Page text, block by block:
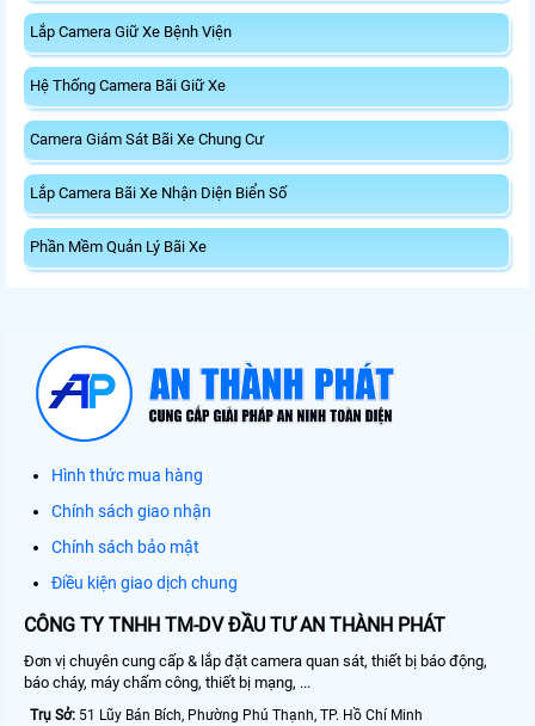
Lắp Camera Giữ Xe Bệnh Viện
Hệ Thống Camera Bãi Giữ Xe
Camera Giám Sát Bãi Xe Chung Cư
Lắp Camera Bãi Xe Nhận Diện Biển Số
Phần Mềm Quản Lý Bãi Xe
Hình thức mua hàng
Chính sách giao nhận
Chính sách bảo mật
Điều kiện giao dịch chung
CÔNG TY TNHH TM-DV ĐẦU TƯ AN THÀNH PHÁT
Đơn vị chuyên cung cấp & lắp đặt camera quan sát, thiết bị báo động,
báo cháy, máy chấm công, thiết bị mạng, ...
Trụ Sở: 51 Lũy Bán Bích, Phường Phú Thạnh, TP. Hồ Chí Minh